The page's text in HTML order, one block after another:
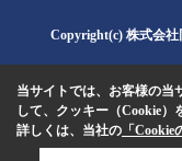
Copyright(c) 株式会社
当サイトでは、お客様の当
して、クッキー（Cookie）
詳しくは、当社の 「Cookie